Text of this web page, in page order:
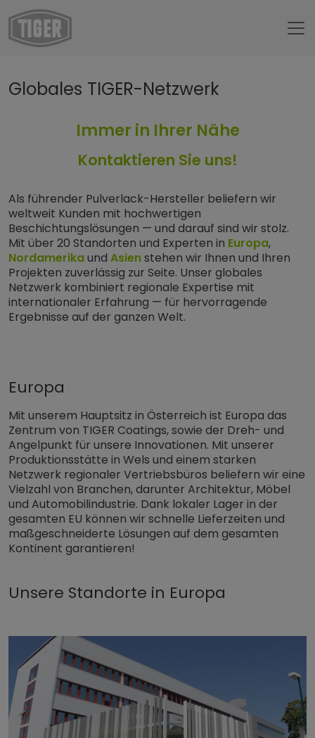
Über uns
Untermenü öffnen für „TIGER Group“
Globales TIGER-Netzwerk
Immer in Ihrer Nähe
Kontaktieren Sie uns!
Als führender Pulverlack-Hersteller beliefern wir
weltweit Kunden mit hochwertigen
Beschichtungslösungen — und darauf sind wir stolz.
Mit über 20 Standorten und Experten in Europa,
Nordamerikaund Asienstehen wir Ihnen und Ihren
Projekten zuverlässig zur Seite. Unser globales
Netzwerk kombiniert regionale Expertise mit
internationaler Erfahrung — für hervorragende
Ergebnisse auf der ganzen Welt.
Europa
Mit unserem Hauptsitz in Österreich ist Europa das
Zentrum von TIGER Coatings, sowie der Dreh- und
Angelpunkt für unsere Innovationen. Mit unserer
Produktionsstätte in Wels und einem starken
Netzwerk regionaler Vertriebsbüros beliefern wir eine
Vielzahl von Branchen, darunter Architektur, Möbel
und Automobilindustrie. Dank lokaler Lager in der
gesamten EU können wir schnelle Lieferzeiten und
maßgeschneiderte Lösungen auf dem gesamten
Kontinent garantieren!
Unsere Standorte in Europa